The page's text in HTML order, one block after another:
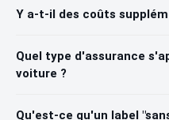
Y a-t-il des coûts
Quel type d'assurance
voiture ?
Qu'est-ce qu'un label